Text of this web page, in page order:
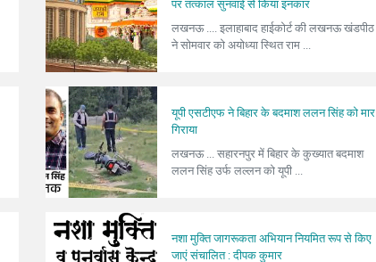
पर तत्काल सुनवाई से किया इनकार
लखनऊ .... इलाहाबाद हाईकोर्ट की लखनऊ खंडपीठ
ने सोमवार को अयोध्या स्थित राम ...
यूपी एसटीएफ ने बिहार के बदमाश ललन सिंह को मार
गिराया
लखनऊ ... सहारनपुर में बिहार के कुख्यात बदमाश
ललन सिंह उर्फ लल्लन को यूपी ...
नशा मुक्ति जागरूकता अभियान नियमित रूप से किए
जाएं संचालित : दीपक कुमार